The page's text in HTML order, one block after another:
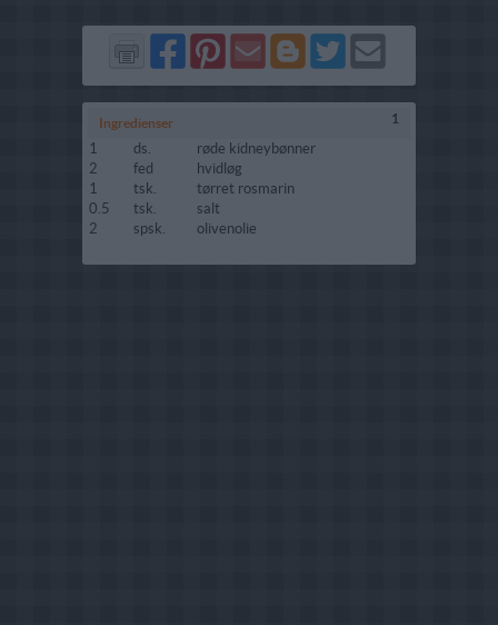
Del
på
Facebook
Del
på
Pinterest
Send
via
GMail
Del
på
Blogger
Del
på
Twitter
Send
Ingredienser 1
1 ds.
røde kidneybønner
2
fed
hvidløg
1
tsk.
tørret rosmarin
0.5
tsk.
salt
2
spsk. olivenolie